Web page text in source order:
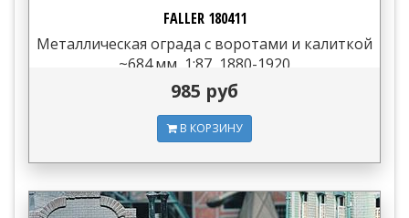
FALLER 180411
Металлическая ограда с воротами и калиткой
~684 мм, 1:87, 1880-1920
985 руб
В КОРЗИНУ